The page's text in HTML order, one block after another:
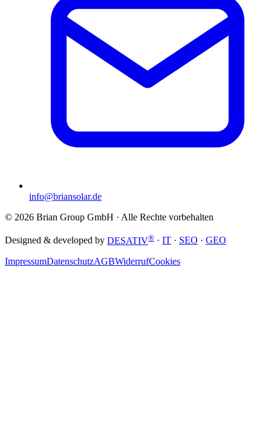
info@briansolar.de
© 2026 Brian Group GmbH · Alle Rechte vorbehalten
Designed & developed by DESATIV® · IT · SEO · GEO
ImpressumDatenschutzAGBWiderrufCookies